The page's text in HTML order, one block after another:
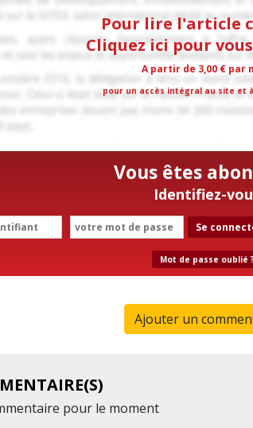
Pour lire l'article
Cliquez ici pour
A partir de 3,00 € par
pour un accès intégral au site et
Vous êtes
Identifiez-
Se
Mot de passe oublié ?
Ajouter un
pour le moment